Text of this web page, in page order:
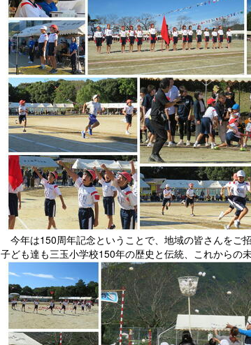
今年は150周年記念ということで、地域の皆さんをご
子ども達も三玉小学校150年の歴史と伝統、これからの